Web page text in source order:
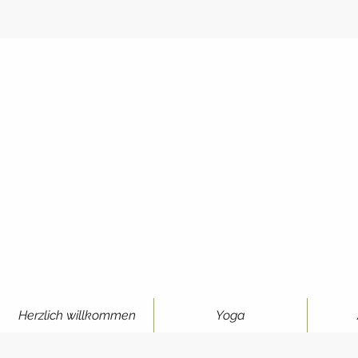
Herzlich willkommen Yoga